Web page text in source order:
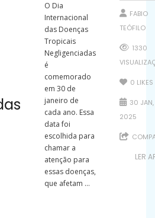
O Dia
Internacional
das Doenças
Tropicais
Negligenciadas
é
comemorado
em 30 de
janeiro de
cada ano. Essa
data foi
escolhida para
chamar a
atenção para
essas doenças,
que afetam ...
FABIO
TEÓFILO
1330
0 LIKES
30 JAN,
2025
LER